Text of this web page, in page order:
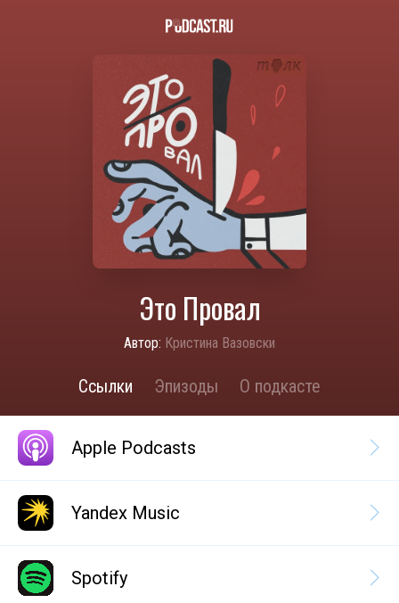
Это Провал
Автор: Кристина Вазовски
Ссылки Эпизоды О подкасте
Apple Podcasts
Yandex Music
Spotify